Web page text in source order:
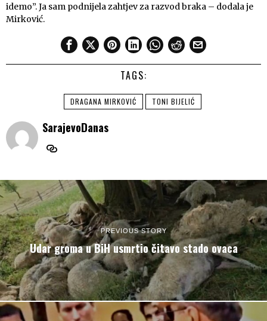
idemo”. Ja sam podnijela zahtjev za razvod braka – dodala je
Mirković.
TAGS:
DRAGANA MIRKOVIĆ TONI BIJELIĆ
SarajevoDanas
PREVIOUS STORY
Udar groma u BiH usmrtio čitavo stado ovaca